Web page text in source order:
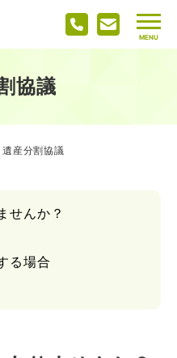
協議
遺産分割協議
せんか？
る場合